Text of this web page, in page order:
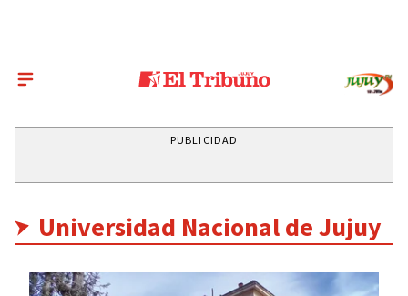
PUBLICIDAD
Universidad Nacional de Jujuy